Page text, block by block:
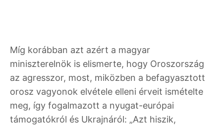
Míg korábban azt azért a magyar
miniszterelnök is elismerte, hogy Oroszország
az agresszor, most, miközben a befagyasztott
orosz vagyonok elvétele elleni érveit ismételte
meg, így fogalmazott a nyugat-európai
támogatókról és Ukrajnáról: „Azt hiszik,